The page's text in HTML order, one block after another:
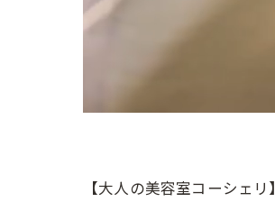
【大人の美容室コーシェリ】